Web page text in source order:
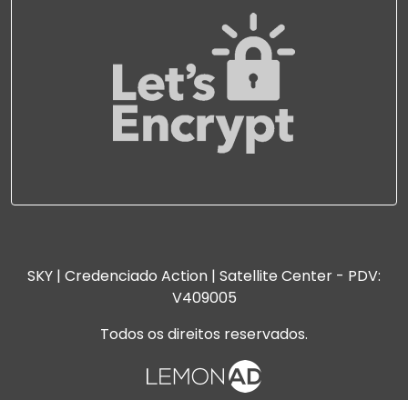
SKY | Credenciado Action | Satellite Center - PDV:
V409005
Todos os direitos reservados.